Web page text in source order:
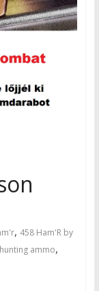
, 458 Ham'R by
hunting ammo,